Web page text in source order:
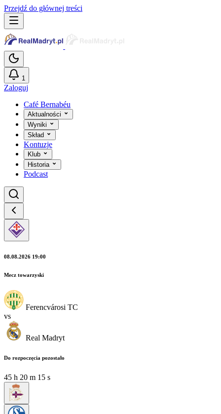
Przejdź do głównej treści
1
Zaloguj
Café Bernabéu
Aktualności
Wyniki
Skład
Kontuzje
Klub
Historia
Podcast
08.08.2026 19:00
Mecz towarzyski
Ferencvárosi TC
vs
Real Madryt
Do rozpoczęcia pozostało
45 h 20 m 14 s